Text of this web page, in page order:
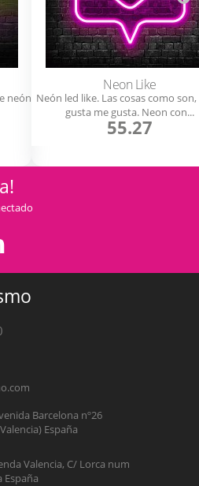
neón
Neon Like
Neón led like. Las cosas como
gusta me gusta. Neon con...
55.27
Barcelona nº26
España
Valencia, C/ Lorca num
España